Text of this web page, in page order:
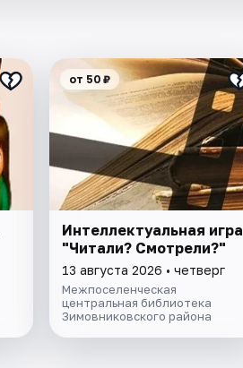
от 50 ₽
Интеллектуальная игра
"Читали? Смотрели?"
13 августа 2026 • четверг
Межпоселенческая
центральная библиотека
Зимовниковского района